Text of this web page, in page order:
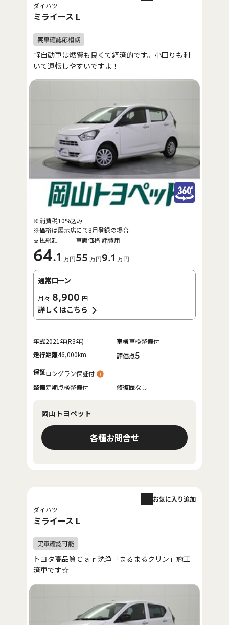
ダイハツ
ミライース L
軽自動車は燃費も良くて経済的です。小回りも利
いて運転しやすいですよ！
支払総額
64.1 万円
車両価格
55 万円
諸費用
9.1 万円
※消費税10%込み
※価格は展示店にて8月登録の場合
通常ローン
月々 8,900 円
詳しくはこちら
年式2021年(R3年) 車検車検整備付
走行距離46,000km 評価点5
保証ロングラン保証付
整備定期点検整備付 修復歴なし
岡山トヨペット
各種お問合せ
ダイハツ
ミライース L
お気に入り追加
トヨタ高品質Ｃａｒ洗浄「まるまるクリン」施工
済車です☆